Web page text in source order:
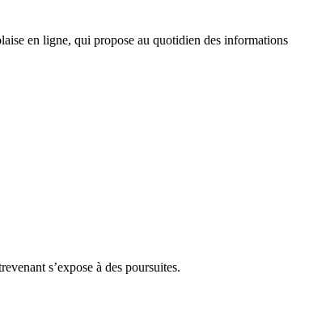
en ligne, qui propose au quotidien des informations
s’expose à des poursuites.